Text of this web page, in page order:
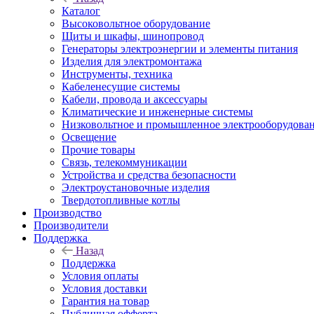
Каталог
Высоковольтное оборудование
Щиты и шкафы, шинопровод
Генераторы электроэнергии и элементы питания
Изделия для электромонтажа
Инструменты, техника
Кабеленесущие системы
Кабели, провода и аксессуары
Климатические и инженерные системы
Низковольтное и промышленное
Освещение
Прочие товары
Связь, телекоммуникации
Устройства и средства безопасности
Электроустановочные изделия
Твердотопливные котлы
Производство
Производители
Поддержка
Назад
Поддержка
Условия оплаты
Условия доставки
Гарантия на товар